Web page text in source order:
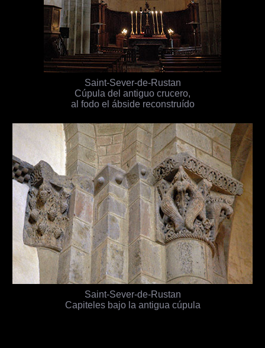
Saint-Sever-de-Rustan
Cúpula del antiguo crucero,
al fodo el ábside reconstruído
Saint-Sever-de-Rustan
Capiteles bajo la antigua cúpula